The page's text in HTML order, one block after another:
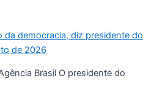
da democracia, diz presidente do
de 2026
Brasil O presidente do